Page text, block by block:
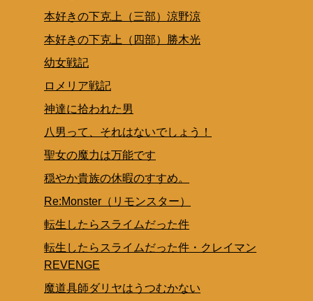
本好きの下克上（三部）涼野涼
本好きの下克上（四部）勝木光
幼女戦記
ロメリア戦記
神達に拾われた男
八男って、それはないでしょう！
聖女の魔力は万能です
穏やか貴族の休暇のすすめ。
Re:Monster（リモンスター）
転生したらスライムだった件
転生したらスライムだった件・クレイマン
REVENGE
魔道具師ダリヤはうつむかない